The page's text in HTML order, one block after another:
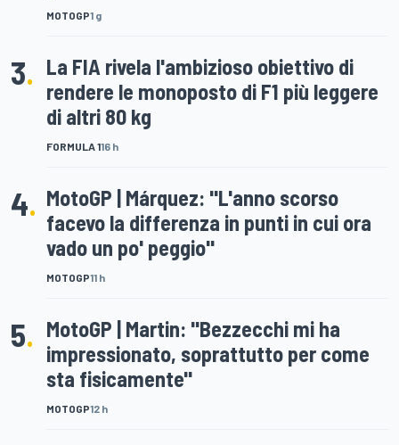
MOTOGP1 g
3.
FORMULA 116 h
La FIA rivela l'ambizioso obiettivo di
rendere le monoposto di F1 più leggere
di altri 80 kg
4.
MOTOGP11 h
MotoGP | Márquez: "L'anno scorso
facevo la differenza in punti in cui ora
vado un po' peggio"
5.
MOTOGP12 h
MotoGP | Martin: "Bezzecchi mi ha
impressionato, soprattutto per come
sta fisicamente"